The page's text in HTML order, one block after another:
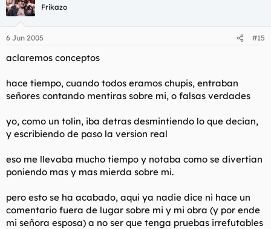
Frikazo
6 Jun 2005 #15
aclaremos conceptos
hace tiempo, cuando todos eramos chupis, entraban
señores contando mentiras sobre mi, o falsas verdades
yo, como un tolin, iba detras desmintiendo lo que decian,
y escribiendo de paso la version real
eso me llevaba mucho tiempo y notaba como se divertian
poniendo mas y mas mierda sobre mi.
pero esto se ha acabado, aqui ya nadie dice ni hace un
comentario fuera de lugar sobre mi y mi obra (y por ende
mi señora esposa) a no ser que tenga pruebas irrefutables